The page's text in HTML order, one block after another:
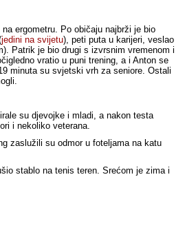
ergometru. Po običaju najbrži je bio
jedini na svijetu), peti puta u karijeri, veslao
Patrik je bio drugi s izvrsnim vremenom i
vratio u puni trening, a i Anton se
minuta su svjetski vrh za seniore. Ostali
su djevojke i mladi, a nakon testa
i nekoliko veterana.
zaslužili su odmor u foteljama na katu
stablo na tenis teren. Srećom je zima i